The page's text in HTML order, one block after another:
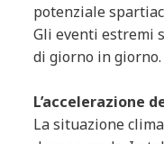
potenziale
Gli eventi estremi
di giorno in giorno.
L’accelerazione
La situazione